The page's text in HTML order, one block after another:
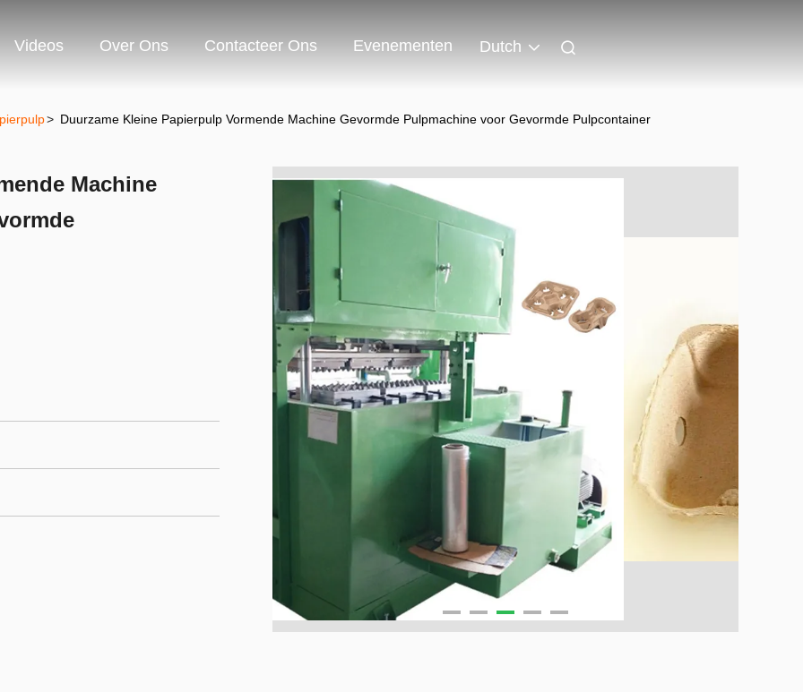
Videos Over Ons Contacteer Ons Evenementen Dutch
> Duurzame Kleine Papierpulp Vormende Machine Gevormde Pulpmachine voor Gevormde Pulpcontainer
Machine